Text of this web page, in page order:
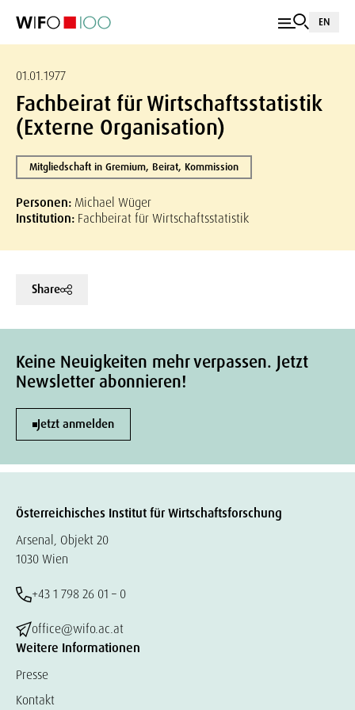
EN
01.01.1977
Fachbeirat für Wirtschaftsstatistik
(Externe Organisation)
Mitgliedschaft in Gremium, Beirat, Kommission
Personen: Michael Wüger
Institution: Fachbeirat für Wirtschaftsstatistik
Share
Keine Neuigkeiten mehr verpassen. Jetzt
Newsletter abonnieren!
Jetzt anmelden
Österreichisches Institut für Wirtschaftsforschung
Arsenal, Objekt 20
1030 Wien
+43 1 798 26 01 – 0
office@wifo.ac.at
Weitere Informationen
Presse
Kontakt